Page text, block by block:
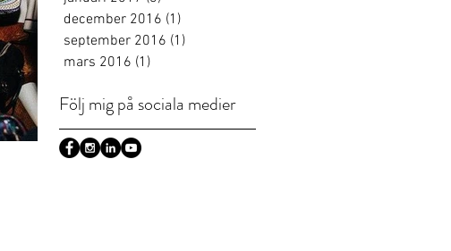
december 2016 (1)
september 2016 (1)
mars 2016 (1)
Följ mig på sociala medier